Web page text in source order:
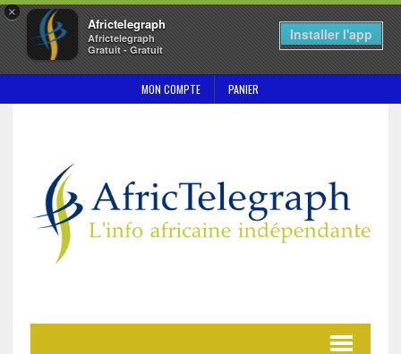
×
Africtelegraph
Africtelegraph
Gratuit - Gratuit
Installer l'app
MON COMPTE PANIER